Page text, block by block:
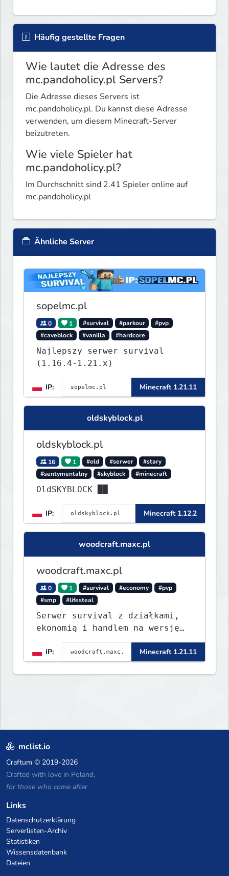
Häufig gestellte Fragen
Wie lautet die Adresse des
mc.pandoholicy.pl Servers?
Die Adresse dieses Servers ist
mc.pandoholicy.pl. Du kannst diese Adresse
verwenden, um diesem Minecraft-Server
beizutreten.
Wie viele Spieler hat
mc.pandoholicy.pl?
Im Durchschnitt sind 2.41 Spieler online auf
mc.pandoholicy.pl
Ähnliche Server
sopelmc.pl
0 1 #survival #parkour
#pvp
#caveblock
#vanilla #hardcore
Najlepszy serwer survival
(1.16.4-1.21.x)
IP: Minecraft 1.21.11
oldskyblock.pl
oldskyblock.pl
16 1 #old #serwer
#stary
#sentymentalny
#skyblock #minecraft
OldSKYBLOCK ██
IP: Minecraft 1.12.2
woodcraft.maxc.pl
woodcraft.maxc.pl
0 1 #survival #economy
#pvp
#smp
#lifesteal
Serwer survival z działkami,
ekonomią i handlem na wersję
1.8 - 26.1.1. Rekru ON
IP:
Minecraft 1.21.11
mclist.io
Craftum © 2019-2026
Crafted with love in Poland,
for those who come after
Links
Datenschutzerklärung
Serverlisten-Archiv
Statistiken
Wissensdatenbank
Dateien